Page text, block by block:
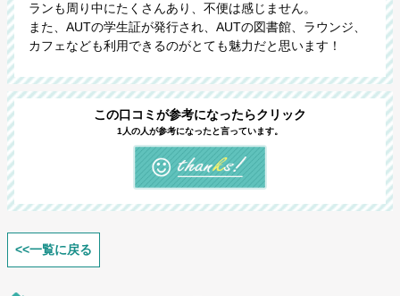
ランも周り中にたくさんあり、不便は感じません。
また、AUTの学生証が発行され、AUTの図書館、ラウンジ、
カフェなども利用できるのがとても魅力だと思います！
この口コミが参考になったらクリック
1人の人が参考になったと言っています。
<<一覧に戻る